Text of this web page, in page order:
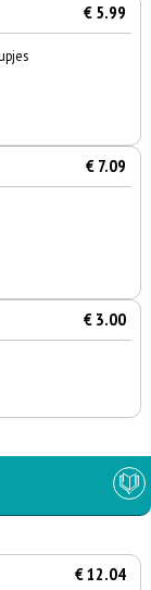
€ 5.99
€ 7.09
€ 3.00
€ 12.04